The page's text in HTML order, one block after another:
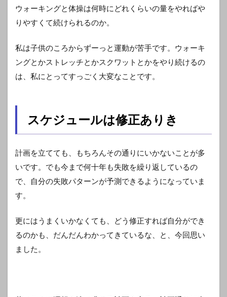
ウォーキングと体操は何時にどれくらいの量をやればや
りやすくて続けられるのか。
私は子供のころからずーっと運動が苦手です。ウォーキ
ングとかストレッチとかスクワットとかをやり続けるの
は、私にとってすっごく大変なことです。
スケジュールは修正ありき
計画を立てても、もちろんその通りにいかないことが多
いです。でも今まで何十年も失敗を繰り返しているの
で、自分の失敗パターンが予測できるようになっていま
す。
更にはうまくいかなくても、どう修正すれば自分ができ
るのかも、だんだんわかってきているな、と、今回思い
ました。